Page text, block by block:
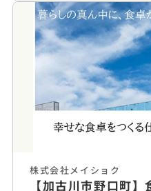
株式会社メイショク
【加古川市野口町